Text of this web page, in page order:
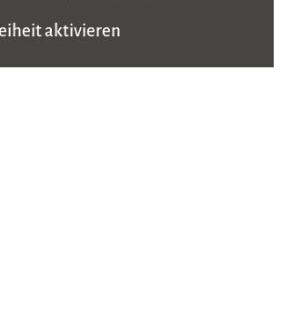
aktivieren